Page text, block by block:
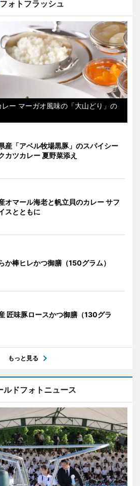
フォトフラッシュ
ー マーガオ風味の「大山どり」の
産「アベル牧場黒豚」のスパイシー
カツカレー 夏野菜添え
オマール海老と帆立貝のカレー サフ
スとともに
か棒ヒレかつ御膳（150グラム）
匠味豚ロースかつ御膳（130グラ
もっと見る
ルドフォトニュース